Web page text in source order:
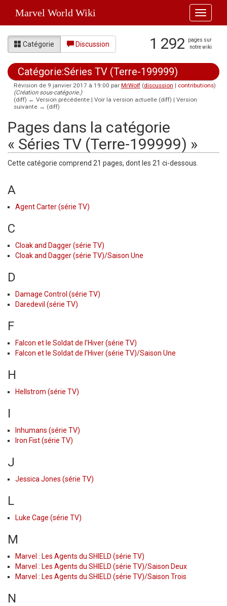
Toggle
Marvel World Wiki
Catégorie Discussion 1 292
pages sur
notre wiki
Catégorie:Séries TV (Terre-199999)
Révision de 9 janvier 2017 à 19:00 par MrWolf (discussion | contributions)
(Création sous-catégorie.)
(diff) ← Version précédente | Voir la version actuelle (diff) | Version
suivante → (diff)
Pages dans la catégorie
« Séries TV (Terre-199999) »
Cette catégorie comprend 21 pages, dont les 21 ci-dessous.
A
Agent Carter (série TV)
C
Cloak and Dagger (série TV)
Cloak and Dagger (série TV)/Saison Une
D
Damage Control (série TV)
Daredevil (série TV)
F
Falcon et le Soldat de l'Hiver (série TV)
Falcon et le Soldat de l'Hiver (série TV)/Saison Une
H
Hellstrom (série TV)
I
Inhumans (série TV)
Iron Fist (série TV)
J
Jessica Jones (série TV)
L
Luke Cage (série TV)
M
Marvel : Les Agents du SHIELD (série TV)
Marvel : Les Agents du SHIELD (série TV)/Saison Deux
Marvel : Les Agents du SHIELD (série TV)/Saison Trois
N